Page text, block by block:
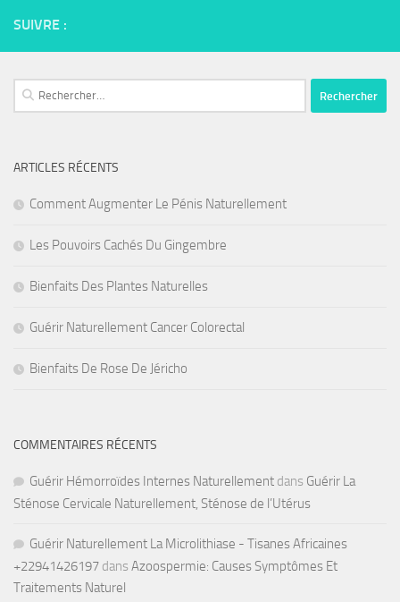
SUIVRE :
Rechercher :
ARTICLES RÉCENTS
Comment Augmenter Le Pénis Naturellement
Les Pouvoirs Cachés Du Gingembre
Bienfaits Des Plantes Naturelles
Guérir Naturellement Cancer Colorectal
Bienfaits De Rose De Jéricho
COMMENTAIRES RÉCENTS
Guérir Hémorroïdes Internes Naturellement dans Guérir La
Sténose Cervicale Naturellement, Sténose de l’Utérus
Guérir Naturellement La Microlithiase - Tisanes Africaines
+22941426197 dans Azoospermie: Causes Symptômes Et
Traitements Naturel